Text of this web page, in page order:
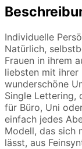
Individuelle
Natürlich,
Frauen in ihrem
liebsten mit ihrer
wunderschöne
Single Lettering,
für Büro, Uni
einfach jedes
Modell, das sich
lässt, aus